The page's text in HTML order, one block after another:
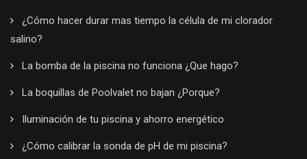
¿Cómo hacer durar mas tiempo la célula de mi clorador
salino?
La bomba de la piscina no funciona ¿Que hago?
La boquillas de Poolvalet no bajan ¿Porque?
Iluminación de tu piscina y ahorro energético
¿Cómo calibrar la sonda de pH de mi piscina?